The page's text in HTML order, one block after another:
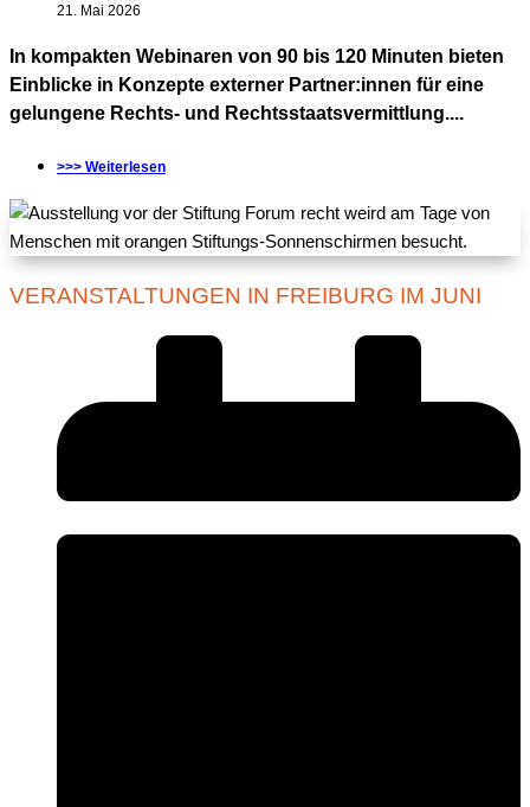
21. Mai 2026
In kompakten Webinaren von 90 bis 120 Minuten bieten
Einblicke in Konzepte externer Partner:innen für eine
gelungene Rechts- und Rechtsstaatsvermittlung....
>>> Weiterlesen
VERANSTALTUNGEN IN FREIBURG IM JUNI